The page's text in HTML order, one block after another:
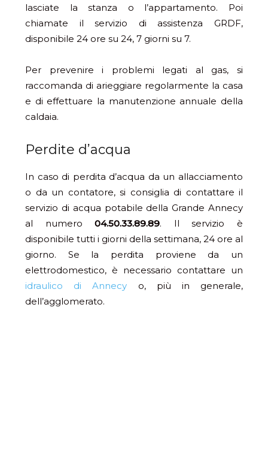
lasciate la stanza o l’appartamento. Poi
chiamate il servizio di assistenza GRDF,
disponibile 24 ore su 24, 7 giorni su 7.
Per prevenire i problemi legati al gas, si
raccomanda di arieggiare regolarmente la casa
e di effettuare la manutenzione annuale della
caldaia.
Perdite d’acqua
In caso di perdita d’acqua da un allacciamento
o da un contatore, si consiglia di contattare il
servizio di acqua potabile della Grande Annecy
al numero04.50.33.89.89. Il servizio è
disponibile tutti i giorni della settimana, 24 ore al
giorno. Se la perdita proviene da un
elettrodomestico, è necessario contattare un
idraulico di Annecy o, più in generale,
dell’agglomerato.